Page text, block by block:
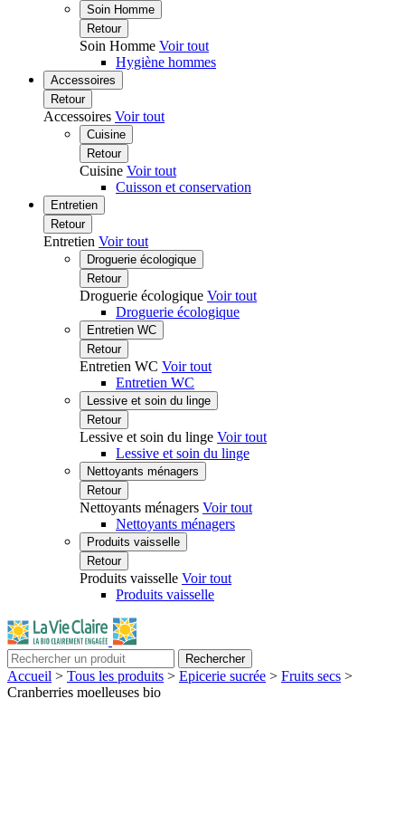
Soin Homme
Retour
Soin Homme Voir tout
Hygiène hommes
Accessoires
Retour
Accessoires Voir tout
Cuisine
Retour
Cuisine Voir tout
Cuisson et conservation
Entretien
Retour
Entretien Voir tout
Droguerie écologique
Retour
Droguerie écologique Voir tout
Droguerie écologique
Entretien WC
Retour
Entretien WC Voir tout
Entretien WC
Lessive et soin du linge
Retour
Lessive et soin du linge Voir tout
Lessive et soin du linge
Nettoyants ménagers
Retour
Nettoyants ménagers Voir tout
Nettoyants ménagers
Produits vaisselle
Retour
Produits vaisselle Voir tout
Produits vaisselle
Rechercher
Accueil > Tous les produits > Epicerie sucrée > Fruits secs >
Cranberries moelleuses bio